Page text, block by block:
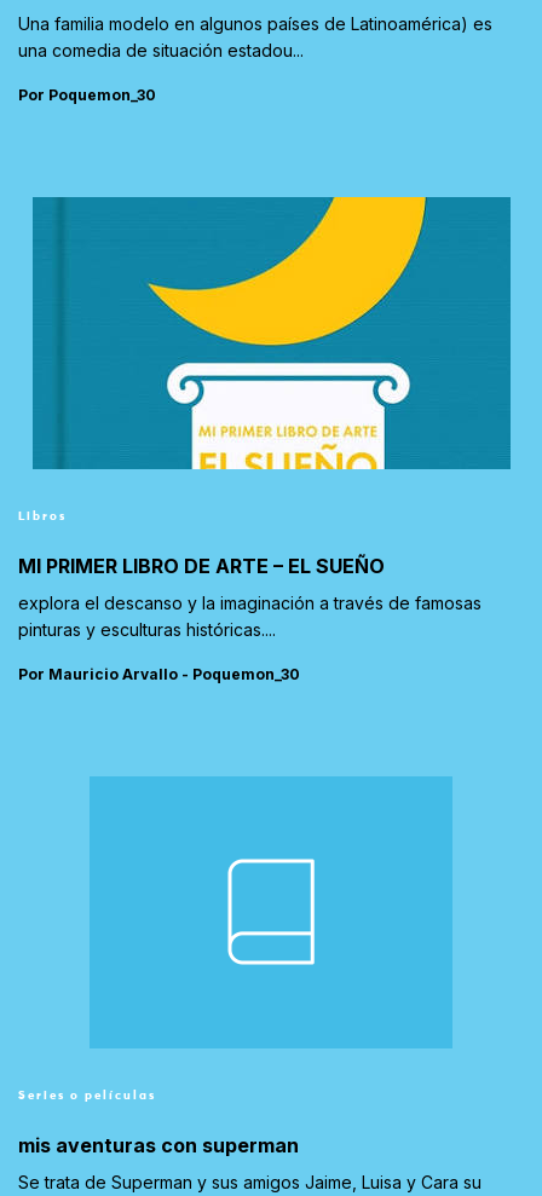
Una familia modelo en algunos países de Latinoamérica) es
una comedia de situación estadou...
Por Poquemon_30
Libros
MI PRIMER LIBRO DE ARTE – EL SUEÑO
explora el descanso y la imaginación a través de famosas
pinturas y esculturas históricas....
Por Mauricio Arvallo - Poquemon_30
Series o películas
mis aventuras con superman
Se trata de Superman y sus amigos Jaime, Luisa y Cara su